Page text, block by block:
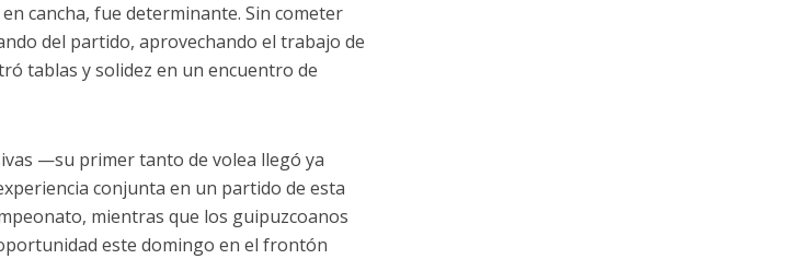
cancha, fue determinante. Sin cometer
del partido, aprovechando el trabajo de
tablas y solidez en un encuentro de
—su primer tanto de volea llegó ya
conjunta en un partido de esta
mientras que los guipuzcoanos
este domingo en el frontón